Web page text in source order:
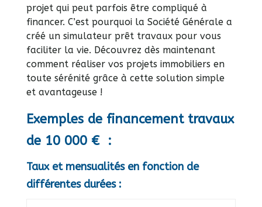
projet qui peut parfois être compliqué à
financer. C’est pourquoi la Société Générale a
créé un simulateur prêt travaux pour vous
faciliter la vie. Découvrez dès maintenant
comment réaliser vos projets immobiliers en
toute sérénité grâce à cette solution simple
et avantageuse !
Exemples de financement travaux
de 10 000 € :
Taux et mensualités en fonction de
différentes durées :